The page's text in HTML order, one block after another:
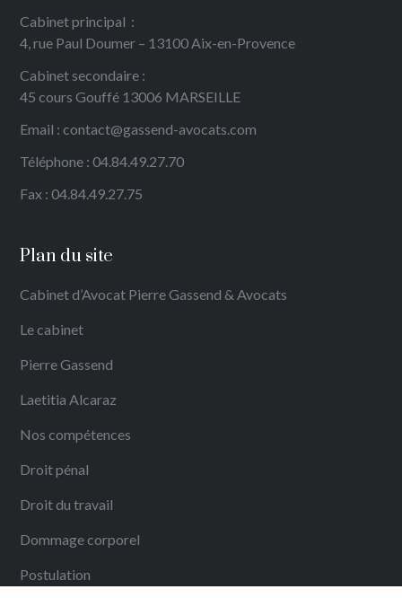
Cabinet principal :
4, rue Paul Doumer – 13100 Aix-en-Provence
Cabinet secondaire :
45 cours Gouffé 13006 MARSEILLE
Email : contact@gassend-avocats.com
Téléphone : 04.84.49.27.70
Fax : 04.84.49.27.75
Plan du site
Cabinet d’Avocat Pierre Gassend & Avocats
Le cabinet
Pierre Gassend
Laetitia Alcaraz
Nos compétences
Droit pénal
Droit du travail
Dommage corporel
Postulation